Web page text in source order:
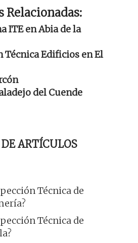
Relacionadas:
ITE en Abia de la
Técnica Edificios en El
del Cuende
ARTÍCULOS
Técnica de
Técnica de